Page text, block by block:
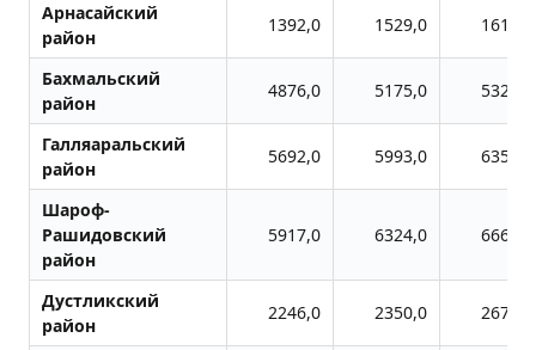
Арнасайский
район
1392,0 1529,0 1617,0
Бахмальский
район
4876,0 5175,0 5322,0
Галляаральский
район
5692,0 5993,0 6354,0
Шароф-
Рашидовский
район
5917,0 6324,0 6665,0
Дустликский
район
2246,0 2350,0 2677,0